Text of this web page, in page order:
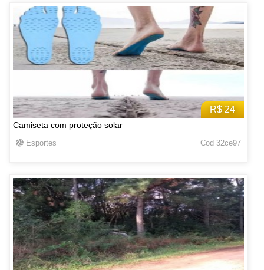
R$ 24
Camiseta com proteção solar
Esportes Cod 32ce97